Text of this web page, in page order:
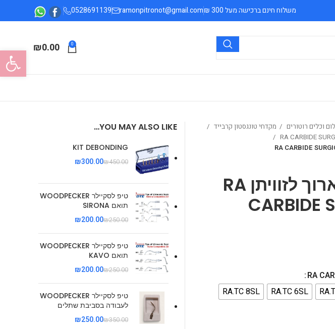
פתח
משלוח חינם ברכישה מעל 300 ₪ ramonpitronot@gmail.com
0528691139
0
₪0.00
מקדחי טונגסטון קרבייד
טונגסטון ארוך לזוויתן RA
CARBIDE
RA.TC 6SL
RA.TC 8SL
YOU MAY ALSO LIKE…
KIT DEBONDING
₪450.00
₪300.00
טיפ לסקיילר WOODPECKER
תואם SIRONA
₪250.00
₪200.00
טיפ לסקיילר WOODPECKER
תואם KAVO
₪250.00
₪200.00
טיפ לסקיילר WOODPECKER
לעבודה בסביבת שתלים
₪350.00
₪250.00